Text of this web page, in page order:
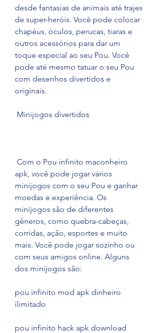
desde fantasias de animais até trajes
de super-heróis. Você pode colocar
chapéus, óculos, perucas, tiaras e
outros acessórios para dar um
toque especial ao seu Pou. Você
pode até mesmo tatuar o seu Pou
com desenhos divertidos e
originais.
Minijogos divertidos
apk, você pode jogar vários
minijogos com o seu Pou e ganhar
moedas e experiência. Os
minijogos são de diferentes
gêneros, como quebra-cabeças,
corridas, ação, esportes e muito
mais. Você pode jogar sozinho ou
com seus amigos online. Alguns
dos minijogos são:
pou infinito mod apk dinheiro
ilimitado
pou infinito hack apk download